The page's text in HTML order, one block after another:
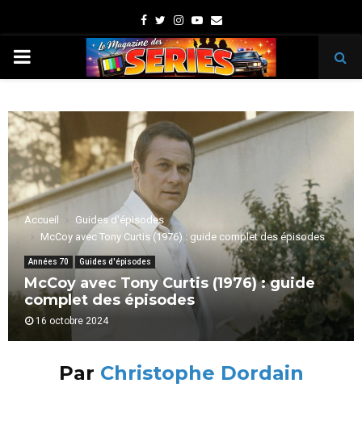
Facebook
TwitterInstagram
Youtube
Email
PRIMARY
Accueil
Guides d'épisodes
McCoy avec Tony Curtis (1976) : guide complet des épisodes
Années 70 Guides d'épisodes
McCoy avec Tony Curtis (1976) : guide
complet des épisodes
16 octobre 2024
Par Christophe Dordain